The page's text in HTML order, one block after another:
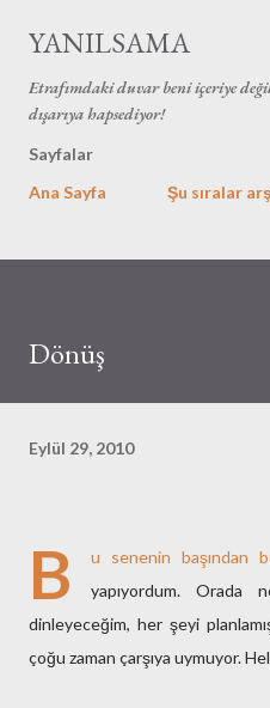
YANILSAMA
Etrafımdaki duvar beni içeriye
dışarıya hapsediyor!
Sayfalar
Ana Sayfa
Şu sıralar
Dönüş
Eylül 29, 2010
B
u senenin başından
yapıyordum. Orada
dinleyeceğim, her şeyi
çoğu zaman çarşıya uymuyor.